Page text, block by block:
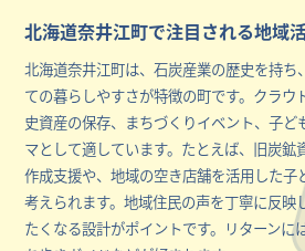
北海道奈井江町で注目される地域
北海道奈井江町は、石炭産業の歴史を持ち
ての暮らしやすさが特徴の町です。クラウ
史資産の保存、まちづくりイベント、子ど
マとして適しています。たとえば、旧炭鉱
作成支援や、地域の空き店舗を活用した
考えられます。地域住民の声を丁寧に反映
たくなる設計がポイントです。リターンに